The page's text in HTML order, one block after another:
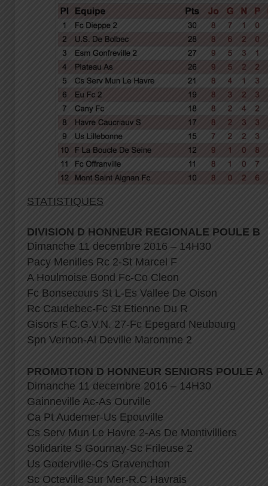
STATISTIQUES
DIVISION D HONNEUR REGIONALE POULE B
Dimanche 11 decembre 2016 – 14H30
Pacy Menilles Rc 2-St Marcel F
A Houlmoise Bond Fc-Co Cleon
Fc Bonsecours St L-Es Vallee De Oison
Rc Caudebec-Fc St Etienne Du R
Gisors F.C.G.V.N. 27-Fc Epegard Neubourg
Spn Vernon-Al Deville Maromme 2
PROMOTION D HONNEUR SENIORS POULE A
Dimanche 11 decembre 2016 – 14H30
Gainneville Ac-As Ourville
Ca Pt Audemer-Us Epouville
Cs Serv Mun Le Havre 2-As De Montivilliers
Solidarite S Gournay-Sc Frileuse 2
Us Goderville-Cs Gravenchon
Sc Octeville Sur Mer-R.C Havrais